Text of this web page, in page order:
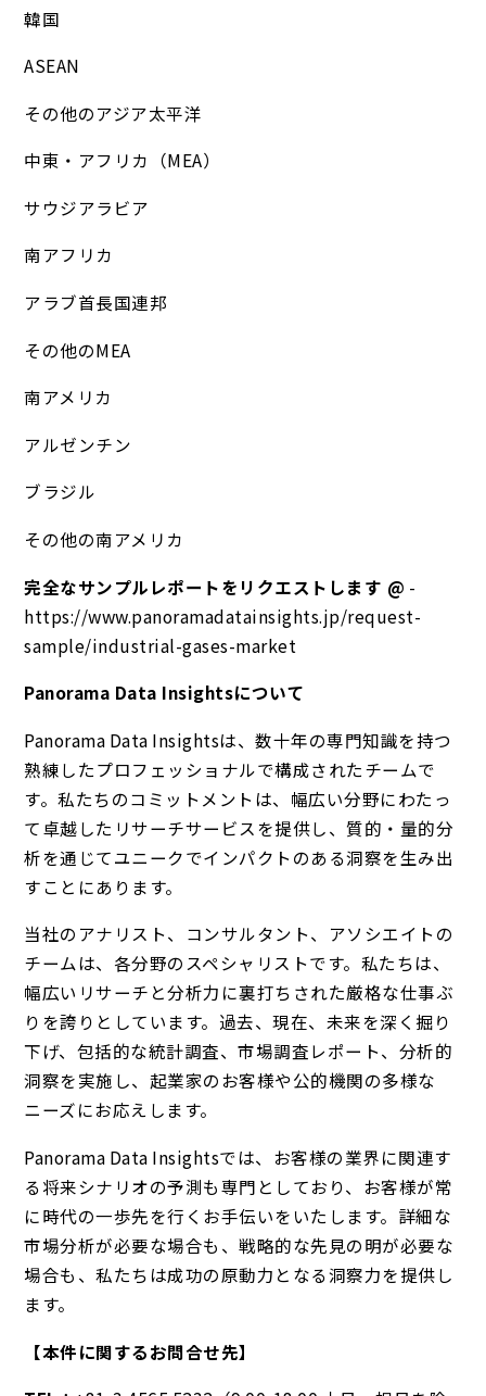
韓国
ASEAN
その他のアジア太平洋
中東・アフリカ（MEA）
サウジアラビア
南アフリカ
アラブ首長国連邦
その他のMEA
南アメリカ
アルゼンチン
ブラジル
その他の南アメリカ
完全なサンプルレポートをリクエストします @ -
https://www.panoramadatainsights.jp/request-
sample/industrial-gases-market
Panorama Data Insightsについて
Panorama Data Insightsは、数十年の専門知識を持つ
熟練したプロフェッショナルで構成されたチームで
す。私たちのコミットメントは、幅広い分野にわたっ
て卓越したリサーチサービスを提供し、質的・量的分
析を通じてユニークでインパクトのある洞察を生み出
すことにあります。
当社のアナリスト、コンサルタント、アソシエイトの
チームは、各分野のスペシャリストです。私たちは、
幅広いリサーチと分析力に裏打ちされた厳格な仕事ぶ
りを誇りとしています。過去、現在、未来を深く掘り
下げ、包括的な統計調査、市場調査レポート、分析的
洞察を実施し、起業家のお客様や公的機関の多様な
ニーズにお応えします。
Panorama Data Insightsでは、お客様の業界に関連す
る将来シナリオの予測も専門としており、お客様が常
に時代の一歩先を行くお手伝いをいたします。詳細な
市場分析が必要な場合も、戦略的な先見の明が必要な
場合も、私たちは成功の原動力となる洞察力を提供し
ます。
【本件に関するお問合せ先】